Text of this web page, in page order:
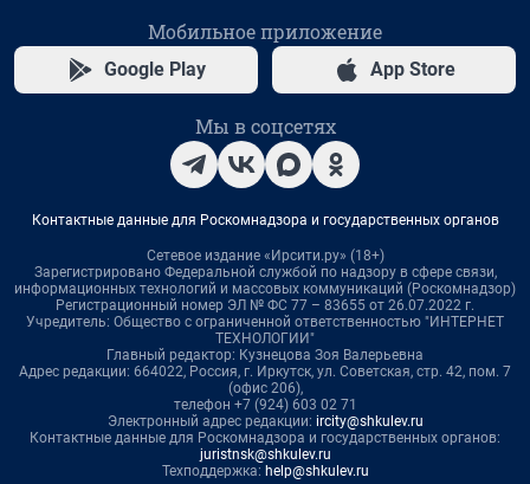
Мобильное приложение
Google Play App Store
Мы в соцсетях
Контактные данные для Роскомнадзора и государственных органов
Сетевое издание «Ирсити.ру» (18+)
Зарегистрировано Федеральной службой по надзору в сфере связи,
информационных технологий и массовых коммуникаций (Роскомнадзор)
Регистрационный номер ЭЛ № ФС 77 – 83655 от 26.07.2022 г.
Учредитель: Общество с ограниченной ответственностью "ИНТЕРНЕТ
ТЕХНОЛОГИИ"
Главный редактор: Кузнецова Зоя Валерьевна
Адрес редакции: 664022, Россия, г. Иркутск, ул. Советская, стр. 42, пом. 7
(офис 206),
телефон +7 (924) 603 02 71
Электронный адрес редакции: ircity@shkulev.ru
Контактные данные для Роскомнадзора и государственных органов:
juristnsk@shkulev.ru
Техподдержка: help@shkulev.ru